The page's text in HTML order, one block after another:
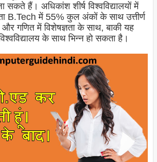
सकते हैं। अधिकांश शीर्ष विश्वविद्यालयों में
B.Tech में 55% कुल अंकों के साथ उत्तीर्ण
और गणित में विशेषज्ञता के साथ, बाकी यह
के साथ भिन्न हो सकता है।